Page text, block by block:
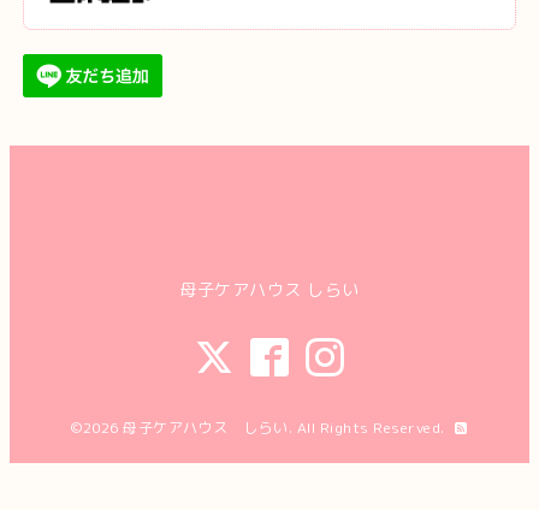
母子ケアハウス しらい
©2026母子ケアハウス しらい. All Rights Reserved.